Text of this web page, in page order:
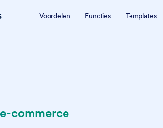
Voordelen Functies Templates
commerce